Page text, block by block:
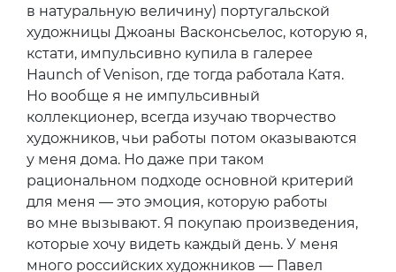
в натуральную величину) португальской
художницы Джоаны Васконсьелос, которую я,
кстати, импульсивно купила в галерее
Haunch of Venison, где тогда работала Катя.
Но вообще я не импульсивный
коллекционер, всегда изучаю творчество
художников, чьи работы потом оказываются
у меня дома. Но даже при таком
рациональном подходе основной критерий
для меня — это эмоция, которую работы
во мне вызывают. Я покупаю произведения,
которые хочу видеть каждый день. У меня
много российских художников — Павел